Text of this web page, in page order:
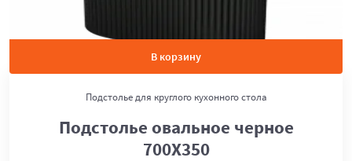
В корзину
Подстолье для круглого кухонного стола
Подстолье овальное черное
700Х350